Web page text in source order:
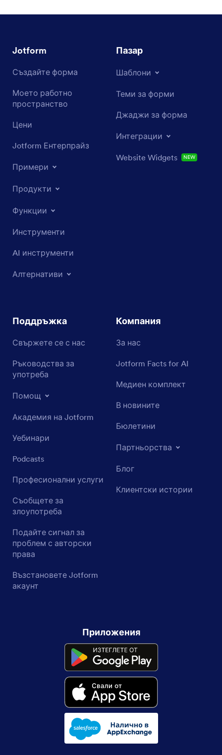
Jotform
Създайте форма
Моето работно
пространство
Цени
Jotform Ентерпрайз
Примери
Продукти
Функции
Инструменти
AI инструменти
Алтернативи
Пазар
Шаблони
Теми за форми
Джаджи за форма
Интеграции
Website Widgets NEW
Поддръжка
Свържете се с нас
Ръководства за
употреба
Помощ
Академия на Jotform
Уебинари
Podcasts
Професионални услуги
Съобщете за
злоупотреба
Подайте сигнал за
проблем с авторски
права
Възстановете Jotform
акаунт
Компания
За нас
Jotform Facts for AI
Медиен комплект
В новините
Бюлетини
Партньорства
Блог
Клиентски истории
Приложения